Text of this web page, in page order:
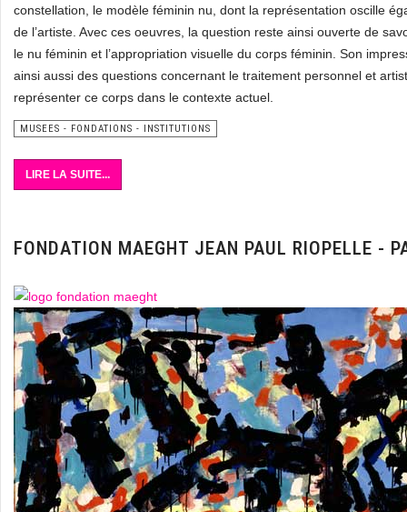
constellation, le modèle féminin nu, dont la représentation oscille
de l’artiste. Avec ces oeuvres, la question reste ainsi ouverte de
le nu féminin et l’appropriation visuelle du corps féminin. Son
ainsi aussi des questions concernant le traitement personnel et
représenter ce corps dans le contexte actuel.
MUSEES - FONDATIONS - INSTITUTIONS
LIRE LA SUITE...
FONDATION MAEGHT JEAN PAUL RIOPELLE -